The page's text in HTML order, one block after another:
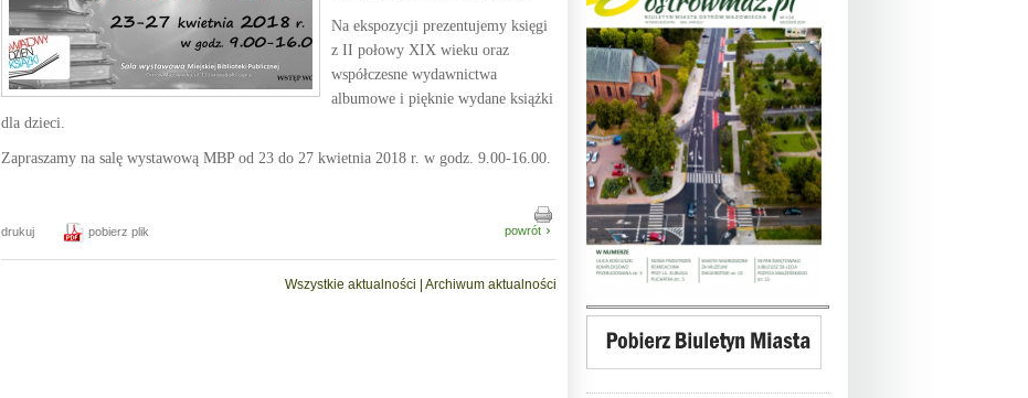
Na ekspozycji prezentujemy księgi
z II połowy XIX wieku oraz
współczesne wydawnictwa
albumowe i pięknie wydane książki
dla dzieci.
Zapraszamy na salę wystawową MBP od 23 do 27 kwietnia 2018 r. w godz. 9.00-16.00.
drukuj pobierz plik powrót
Wszystkie aktualności | Archiwum aktualności